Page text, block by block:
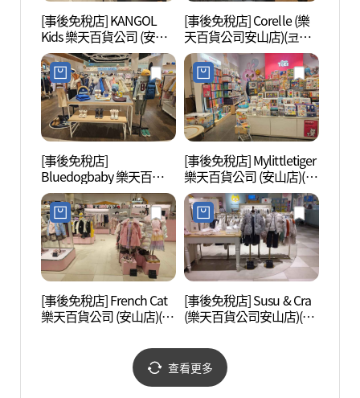
[事後免稅店] KANGOL
Kids 樂天百貨公司 (安山
店)(캉골키즈 롯데백화점
안산점)
[事後免稅店] Corelle (樂
天百貨公司安山店)(코렐
롯데백화점 안산점)
[事後免稅店]
Bluedogbaby 樂天百貨
公司 (安山店)(블루독베이
비 롯데백화점 안산점)
[事後免稅店] Mylittletiger
樂天百貨公司 (安山店)(마
이리틀타이거 롯데백화
점 안산점)
[事後免稅店] French Cat
樂天百貨公司 (安山店)(프
[事後免稅店] Susu & Cra
(樂天百貨公司安山店)(슈
산점)
查看更多